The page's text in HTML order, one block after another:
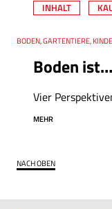
INHALT
Boden ist…
Thema
BODEN, GARTENTIERE,
Datum
Vier
MEHR
NACH OBEN